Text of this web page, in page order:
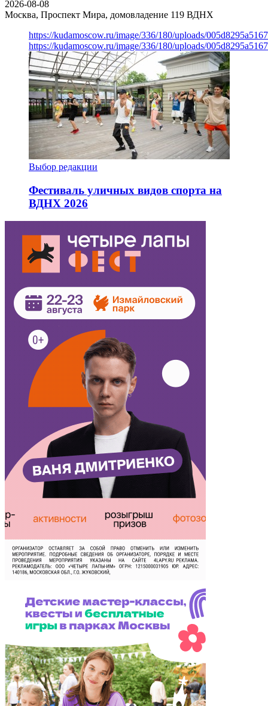
2026-08-08
Москва, Проспект Мира, домовладение 119 ВДНХ
https://kudamoscow.ru/image/336/180/uploads/
https://kudamoscow.ru/image/336/180/uploads/
Выбор редакции
Фестиваль уличных видов спорта на
ВДНХ 2026